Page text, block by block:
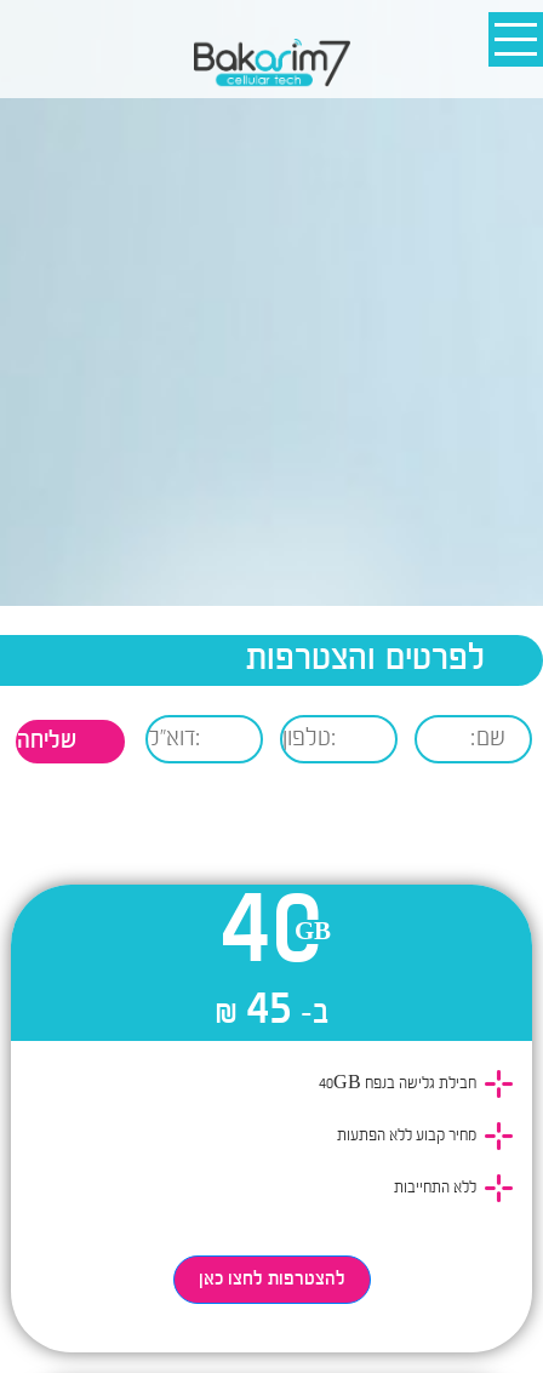
לפרטים והצטרפות
40
ב- 45
₪
חבילת גלישה בנפח 40GB
מחיר קבוע ללא הפתעות
ללא התחייבות
להצטרפות לחצו כאן